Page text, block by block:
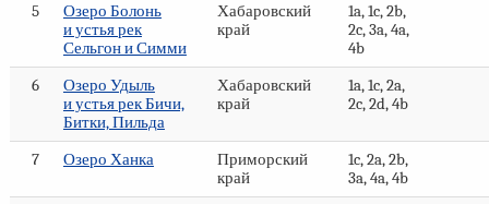
5
Озеро Болонь
и устья рек
Сельгон и Симми
Хабаровский
край
1a, 1c, 2b,
2c, 3a, 4a,
4b
6
Озеро Удыль
и устья рек Бичи,
Битки, Пильда
Хабаровский
край
1a, 1c, 2a,
2c, 2d, 4b
7 Озеро Ханка
Приморский
край
1c, 2a, 2b,
3a, 4a, 4b